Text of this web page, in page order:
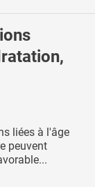
liées à l'âge
peuvent